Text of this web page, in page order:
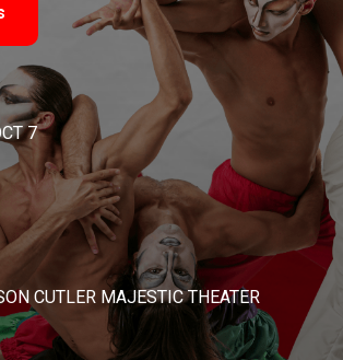
7
CUTLER MAJESTIC THEATER